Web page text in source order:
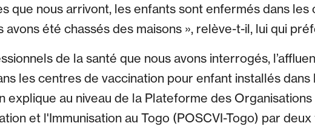
que nous arrivont, les enfants sont enfermés dans les
avons été chassés des maisons », relève-t-il, lui qui
de la santé que nous avons interrogés,
les centres de vaccination pour enfant installés dans
explique au niveau de la Plateforme des
et l'Immunisation au Togo (POSCVI-Togo) par